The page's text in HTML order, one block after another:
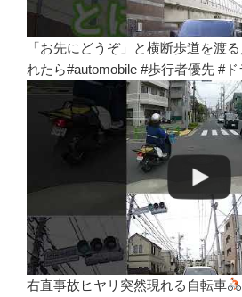
「お先にどうぞ」と横断歩道を渡
れたら#automobile #歩行者優先 #ド
右直事故ヒヤリ突然現れる自転車